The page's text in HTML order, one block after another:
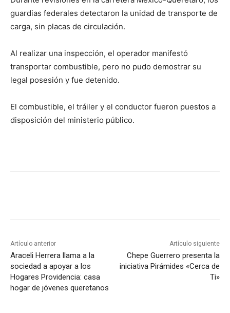
guardias federales detectaron la unidad de transporte de
carga, sin placas de circulación.
Al realizar una inspección, el operador manifestó
transportar combustible, pero no pudo demostrar su
legal posesión y fue detenido.
El combustible, el tráiler y el conductor fueron puestos a
disposición del ministerio público.
Artículo anterior
Araceli Herrera llama a la
sociedad a apoyar a los
Hogares Providencia: casa
hogar de jóvenes queretanos
Artículo siguiente
Chepe Guerrero presenta la
iniciativa Pirámides «Cerca de
Ti»